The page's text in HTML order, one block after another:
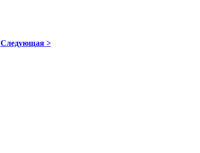
Следующая >